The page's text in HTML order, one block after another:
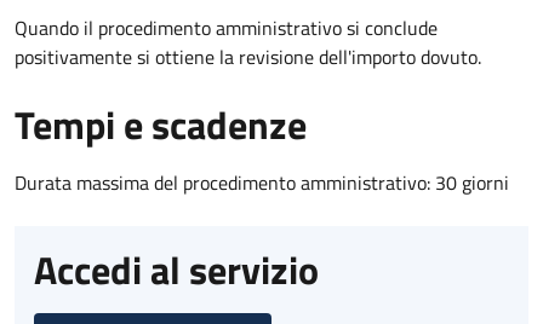
Quando il procedimento amministrativo si conclude
positivamente si ottiene la revisione dell'importo dovuto.
Tempi e scadenze
Durata massima del procedimento amministrativo: 30 giorni
Accedi al servizio